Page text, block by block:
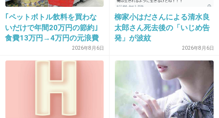
2012/11/21(水) 13:38:13
うちの会社はトイレで上司の悪口言いたい放
+13 -2
｢ペットボトル飲料を買わな
いだけで年間20万円の節約｣
食費13万円→4万円の元浪費
主婦が買うのをやめた食品5
つ
2026年8月6日
柳家小はださんによる清水良
太郎さん死去後の「いじめ告
発」が波紋
2026年8月6日